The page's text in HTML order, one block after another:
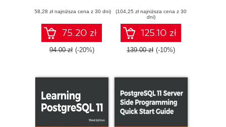
(58,28 zł najniższa cena z 30 dni)
75.20 zł
94.00 zł (-20%)
administrators to
manage enterprise
databases
(104,25 zł najniższa cena z 30
dni)
125.10 zł
139.00 zł (-10%)